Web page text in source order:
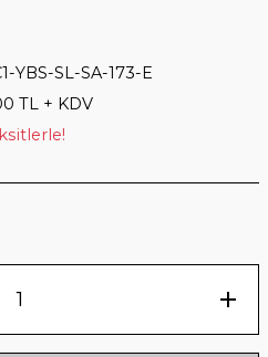
YBS-SL-SA-173-E
TL + KDV